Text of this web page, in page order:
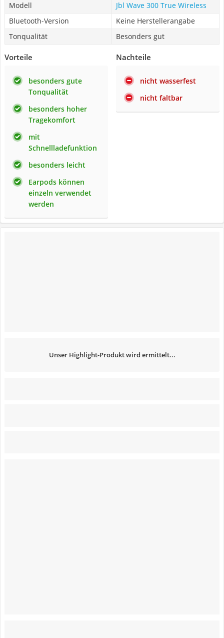
Modell
Jbl Wave 300 True Wireless
Bluetooth-Version
Keine Herstellerangabe
Tonqualität
Besonders gut
Vorteile
besonders gute
Tonqualität
besonders hoher
Tragekomfort
mit
Schnellladefunktion
besonders leicht
Earpods können
einzeln verwendet
werden
Nachteile
nicht wasserfest
nicht faltbar
Unser Highlight-Produkt wird ermittelt...